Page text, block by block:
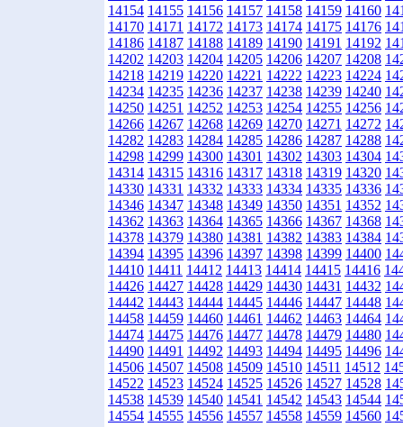
14154 14155 14156 14157 14158 14159 14160
14170 14171 14172 14173 14174 14175 14176
14186 14187 14188 14189 14190 14191 14192
14202 14203 14204 14205 14206 14207 14208
14218 14219 14220 14221 14222 14223 14224
14234 14235 14236 14237 14238 14239 14240
14250 14251 14252 14253 14254 14255 14256
14266 14267 14268 14269 14270 14271 14272
14282 14283 14284 14285 14286 14287 14288
14298 14299 14300 14301 14302 14303 14304
14314 14315 14316 14317 14318 14319 14320
14330 14331 14332 14333 14334 14335 14336
14346 14347 14348 14349 14350 14351 14352
14362 14363 14364 14365 14366 14367 14368
14378 14379 14380 14381 14382 14383 14384
14394 14395 14396 14397 14398 14399 14400
14410 14411 14412 14413 14414 14415 14416
14426 14427 14428 14429 14430 14431 14432
14442 14443 14444 14445 14446 14447 14448
14458 14459 14460 14461 14462 14463 14464
14474 14475 14476 14477 14478 14479 14480
14490 14491 14492 14493 14494 14495 14496
14506 14507 14508 14509 14510 14511 14512
14522 14523 14524 14525 14526 14527 14528
14538 14539 14540 14541 14542 14543 14544
14554 14555 14556 14557 14558 14559 14560